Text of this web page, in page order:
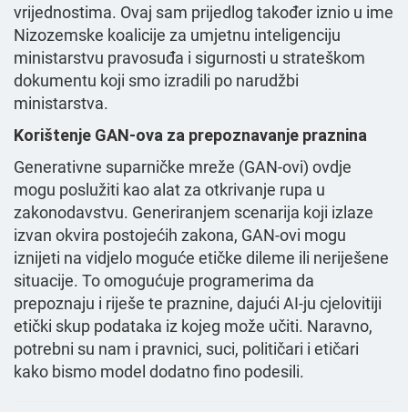
vrijednostima. Ovaj sam prijedlog također iznio u ime
Nizozemske koalicije za umjetnu inteligenciju
ministarstvu pravosuđa i sigurnosti u strateškom
dokumentu koji smo izradili po narudžbi
ministarstva.
Korištenje GAN-ova za prepoznavanje praznina
Generativne suparničke mreže (GAN-ovi) ovdje
mogu poslužiti kao alat za otkrivanje rupa u
zakonodavstvu. Generiranjem scenarija koji izlaze
izvan okvira postojećih zakona, GAN-ovi mogu
iznijeti na vidjelo moguće etičke dileme ili neriješene
situacije. To omogućuje programerima da
prepoznaju i riješe te praznine, dajući AI-ju cjelovitiji
etički skup podataka iz kojeg može učiti. Naravno,
potrebni su nam i pravnici, suci, političari i etičari
kako bismo model dodatno fino podesili.